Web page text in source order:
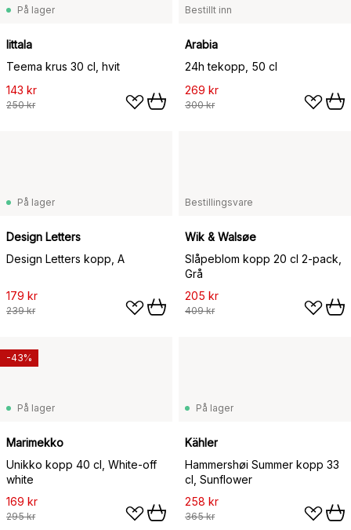
På lager
Iittala
Teema krus 30 cl, hvit
143 kr
250 kr
Bestillt inn
Arabia
24h tekopp, 50 cl
269 kr
300 kr
På lager
Design Letters
Design Letters kopp, A
179 kr
239 kr
Bestillingsvare
Wik & Walsøe
Slåpeblom kopp 20 cl 2-pack,
Grå
205 kr
409 kr
På lager
Marimekko
Unikko kopp 40 cl, White-off
white
169 kr
295 kr
-43%
På lager
Kähler
Hammershøi Summer kopp 33
cl, Sunflower
258 kr
365 kr